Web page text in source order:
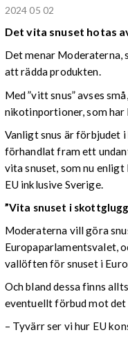
2024 05 02
Det vita snuset hotas
Det menar Moderaterna,
att rädda produkten.
Med ”vitt snus” avses
nikotinportioner, som har
Vanligt snus är förbjudet i
förhandlat fram ett
vita snuset, som nu
EU inklusive Sverige.
”Vita snuset i
Moderaterna vill göra
Europaparlamentsvalet,
vallöften för snuset i
Och bland dessa finns
eventuellt förbud mot det
– Tyvärr ser vi hur EU